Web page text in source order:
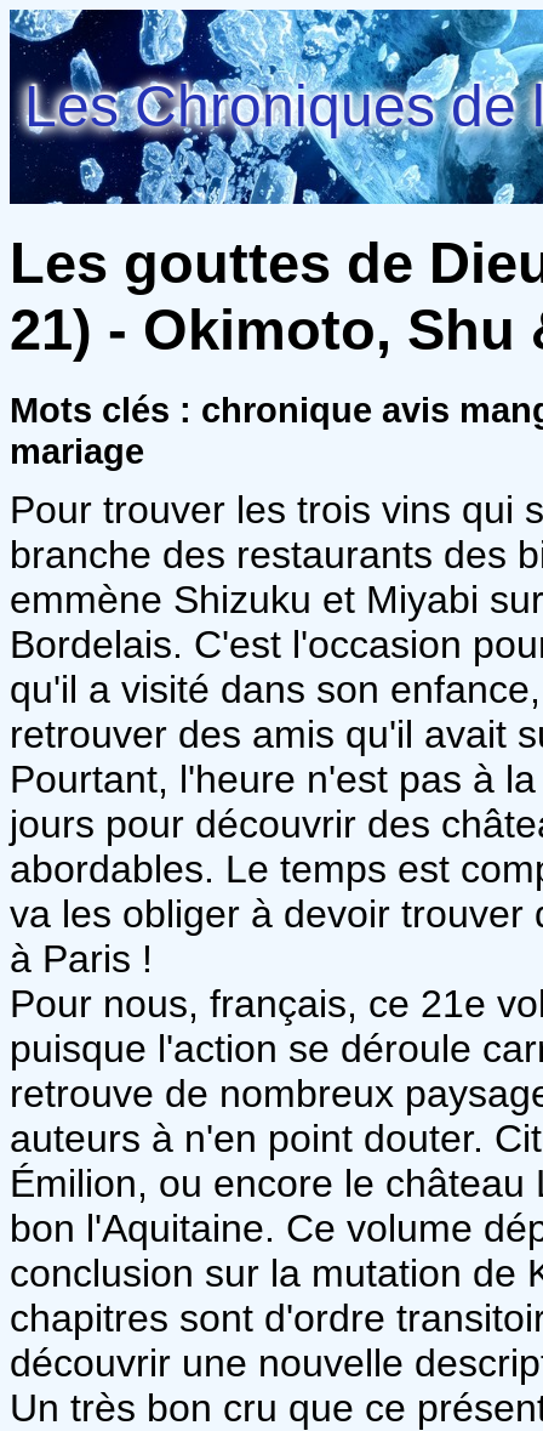
Les Chroniques de
Les gouttes de
21) - Okimoto, Shu
Mots clés : chronique avis
mariage
Pour trouver les trois vins qui
branche des restaurants des
emmène Shizuku et Miyabi
Bordelais. C'est l'occasion
qu'il a visité dans son
retrouver des amis qu'il avait
Pourtant, l'heure n'est pas à
jours pour découvrir des
abordables. Le temps est
va les obliger à devoir
à Paris !
Pour nous, français, ce 21e
puisque l'action se déroule
retrouve de nombreux
auteurs à n'en point douter.
Émilion, ou encore le
bon l'Aquitaine. Ce volume
conclusion sur la mutation de
chapitres sont d'ordre
découvrir une nouvelle
Un très bon cru que ce